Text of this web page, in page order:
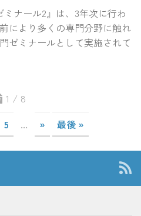
ナール2』は、3年次に行わ
により多くの専門分野に触れ
ゼミナールとして実施されて
1 / 8
5 ... » 最後 »